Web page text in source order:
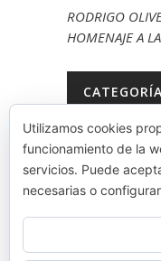
RODRIGO
HOMENAJE A
LA KUADRILA
MUINA
NEWS
ONE TRIP,
Utilizamos cookies
funcionamiento de la
servicios. Puede
necesarias o